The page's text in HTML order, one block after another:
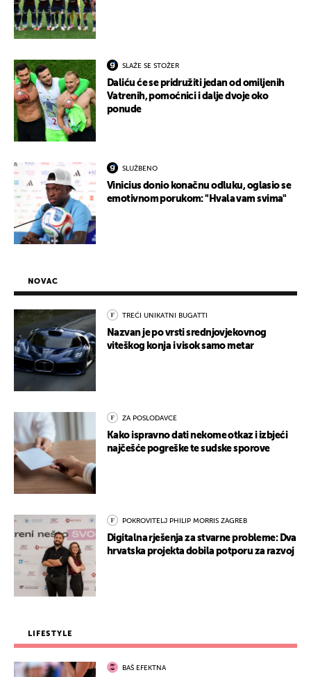
SLAŽE SE STOŽER
Daliću će se pridružiti jedan od omiljenih
Vatrenih, pomoćnici i dalje dvoje oko
ponude
SLUŽBENO
Vinicius donio konačnu odluku, oglasio se
emotivnom porukom: "Hvala vam svima"
NOVAC
TREĆI UNIKATNI BUGATTI
Nazvan je po vrsti srednjovjekovnog
viteškog konja i visok samo metar
ZA POSLODAVCE
Kako ispravno dati nekome otkaz i izbjeći
najčešće pogreške te sudske sporove
POKROVITELJ PHILIP MORRIS ZAGREB
Digitalna rješenja za stvarne probleme: Dva
hrvatska projekta dobila potporu za razvoj
LIFESTYLE
BAŠ EFEKTNA